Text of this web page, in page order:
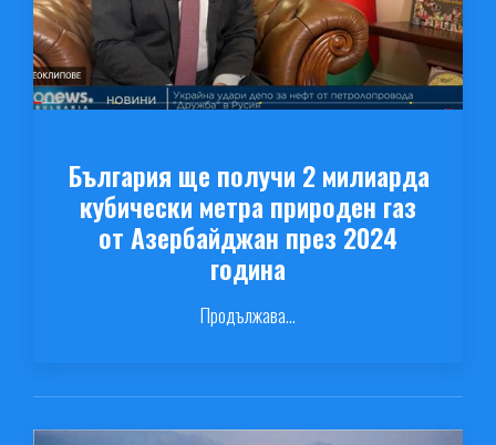
България ще получи 2 милиарда
кубически метра природен газ
от Азербайджан през 2024
година
Продължава...